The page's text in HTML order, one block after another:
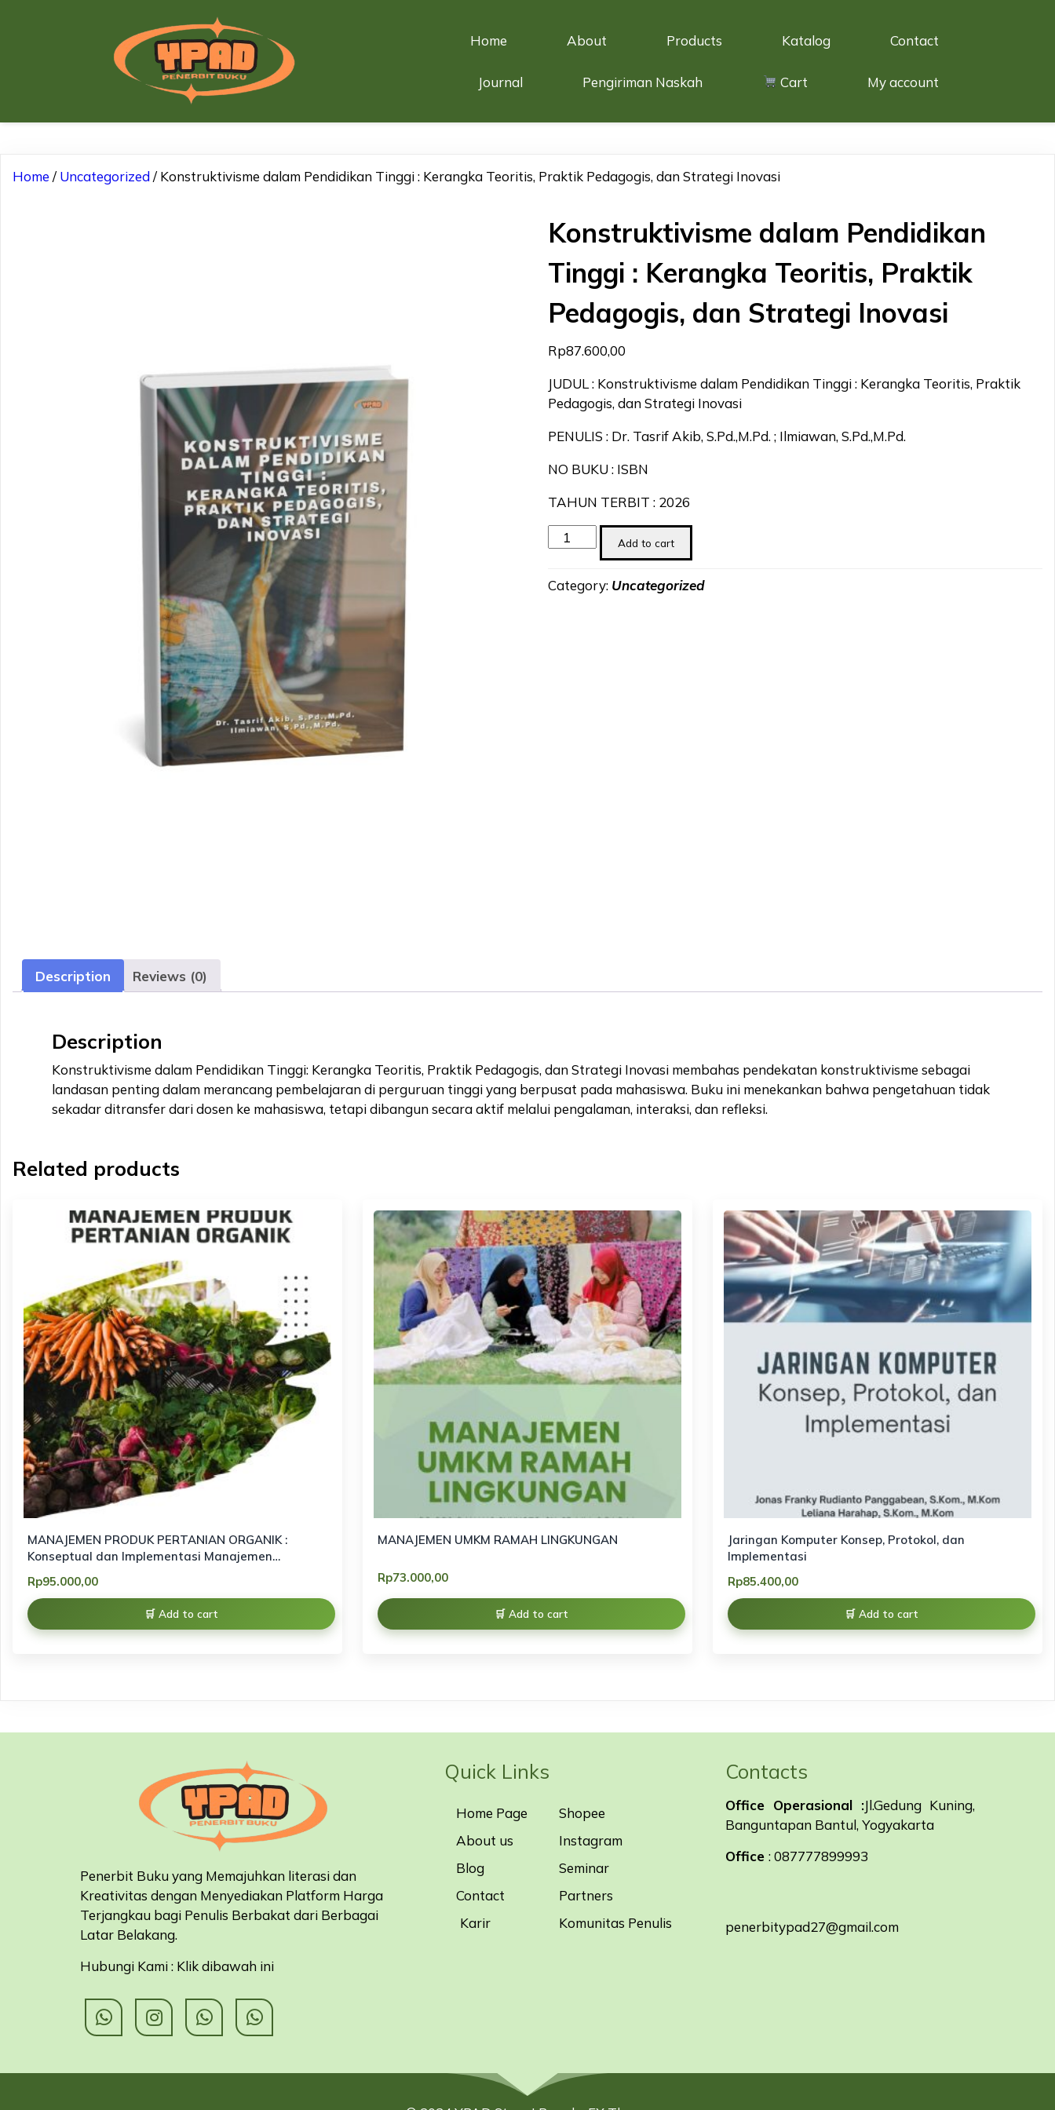
Home About Products Katalog Contact
Journal Pengiriman Naskah Cart My account
Home /Uncategorized/ Konstruktivisme dalam Pendidikan Tinggi : Kerangka Teoritis, Praktik Pedagogis, dan Strategi Inovasi
Konstruktivisme dalam Pendidikan
Tinggi : Kerangka Teoritis, Praktik
Pedagogis, dan Strategi Inovasi
Rp87.600,00
JUDUL : Konstruktivisme dalam Pendidikan Tinggi : Kerangka Teoritis, Praktik
Pedagogis, dan Strategi Inovasi
PENULIS : Dr. Tasrif Akib, S.Pd.,M.Pd. ; Ilmiawan, S.Pd.,M.Pd.
NO BUKU : ISBN
TAHUN TERBIT : 2026
Konstruktivisme
dalam
Tinggi
Add to cart
Category: Uncategorized
Description Reviews (0)
Description
Konstruktivisme dalam Pendidikan Tinggi: Kerangka Teoritis, Praktik Pedagogis, dan Strategi Inovasi membahas pendekatan konstruktivisme sebagai
landasan penting dalam merancang pembelajaran di perguruan tinggi yang berpusat pada mahasiswa. Buku ini menekankan bahwa pengetahuan tidak
sekadar ditransfer dari dosen ke mahasiswa, tetapi dibangun secara aktif melalui pengalaman, interaksi, dan refleksi.
Related products
MANAJEMEN PRODUK PERTANIAN ORGANIK :
Konseptual dan Implementasi Manajemen
Rp95.000,00
Add to cart
MANAJEMEN UMKM RAMAH LINGKUNGAN
Rp73.000,00
Add to cart
Jaringan Komputer Konsep, Protokol, dan
Implementasi
Rp85.400,00
Add to cart
Penerbit Buku yang Memajuhkan literasi dan
Kreativitas dengan Menyediakan Platform Harga
Terjangkau bagi Penulis Berbakat dari Berbagai
Latar Belakang.
Hubungi Kami : Klik dibawah ini
Quick Links
Home Page
About us
Blog
Contact
Karir
Shopee
Instagram
Seminar
Partners
Komunitas Penulis
Contacts
Office Operasional :Jl.Gedung Kuning,
Banguntapan Bantul, Yogyakarta
Office: 087777899993
penerbitypad27@gmail.com